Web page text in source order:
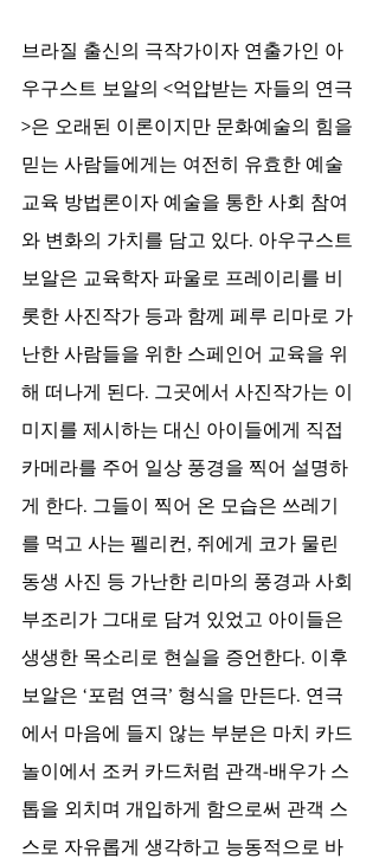
브라질 출신의 극작가이자 연출가인 아
우구스트 보알의 <억압받는 자들의 연극
>은 오래된 이론이지만 문화예술의 힘을
믿는 사람들에게는 여전히 유효한 예술
교육 방법론이자 예술을 통한 사회 참여
와 변화의 가치를 담고 있다. 아우구스트
보알은 교육학자 파울로 프레이리를 비
롯한 사진작가 등과 함께 페루 리마로 가
난한 사람들을 위한 스페인어 교육을 위
해 떠나게 된다. 그곳에서 사진작가는 이
미지를 제시하는 대신 아이들에게 직접
카메라를 주어 일상 풍경을 찍어 설명하
게 한다. 그들이 찍어 온 모습은 쓰레기
를 먹고 사는 펠리컨, 쥐에게 코가 물린
동생 사진 등 가난한 리마의 풍경과 사회
부조리가 그대로 담겨 있었고 아이들은
생생한 목소리로 현실을 증언한다. 이후
보알은 ‘포럼 연극’ 형식을 만든다. 연극
에서 마음에 들지 않는 부분은 마치 카드
놀이에서 조커 카드처럼 관객-배우가 스
톱을 외치며 개입하게 함으로써 관객 스
스로 자유롭게 생각하고 능동적으로 바